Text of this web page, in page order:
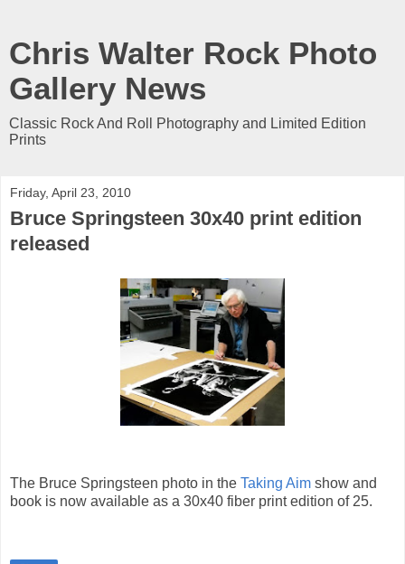
Chris Walter Rock Photo
Gallery News
Classic Rock And Roll Photography and Limited Edition
Prints
Friday, April 23, 2010
Bruce Springsteen 30x40 print edition
released
The Bruce Springsteen photo in the Taking Aim show and
book is now available as a 30x40 fiber print edition of 25.